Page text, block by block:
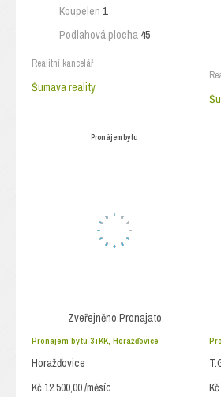
Koupelen 1
Podlahová plocha 45
Realitní kancelář
Šumava reality
Pronájem bytu
Zveřejněno Pronajato
Pronájem bytu 3+KK, Horažďovice
Horažďovice
Kč 12.500,00 /měsíc